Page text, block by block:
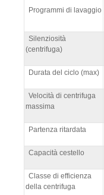
Programmi di lavaggio
Silenziosità
(centrifuga)
Durata del ciclo (max)
Velocità di centrifuga
massima
Partenza ritardata
Capacità cestello
Classe di efficienza
della centrifuga